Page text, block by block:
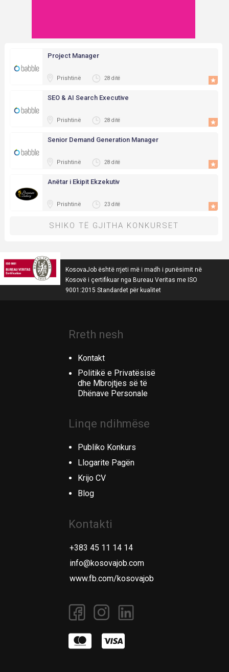
Project Manager
Prishtinë 28 ditë
SEO & AI Search Executive
Prishtinë 28 ditë
Senior Demand Generation Manager
Prishtinë 28 ditë
Anëtar i Ekipit Ekzekutiv
Prishtinë 23 ditë
SHIKO TË GJITHA KONKURSET
KosovaJob është rrjeti më i madh i punësimit në
Kosovë i çertifikuar nga Bureau Veritas me ISO
9001:2015 Standardet për kualitet
Rreth nesh
Kontakt
Politikë e Privatësisë
dhe Mbrojtjes së të
Dhënave Personale
Linqe ndihmëse
Publiko Konkurs
Llogarite Pagën
Krijo CV
Blog
Kontakti
+383 45 11 14 14
info@kosovajob.com
www.fb.com/kosovajob